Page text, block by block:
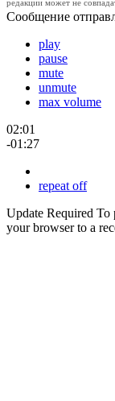
редакции может не
Сообщение
play
pause
mute
unmute
max volume
02:01
-01:27
repeat off
Update Required To
your browser to a